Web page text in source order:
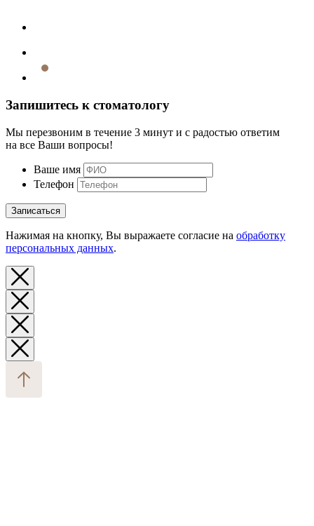
Запишитесь к стоматологу
Мы перезвоним в течение 3 минут и с радостью ответим
на все Ваши вопросы!
Ваше имя
Телефон
Записаться
Нажимая на кнопку, Вы выражаете согласие на обработку
персональных данных.